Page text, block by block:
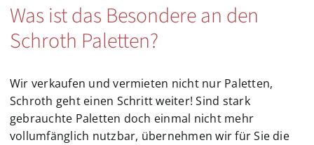
Was ist das Besondere an den
Schroth Paletten?
Wir verkaufen und vermieten nicht nur Paletten,
Schroth geht einen Schritt weiter! Sind stark
gebrauchte Paletten doch einmal nicht mehr
vollumfänglich nutzbar, übernehmen wir für Sie die